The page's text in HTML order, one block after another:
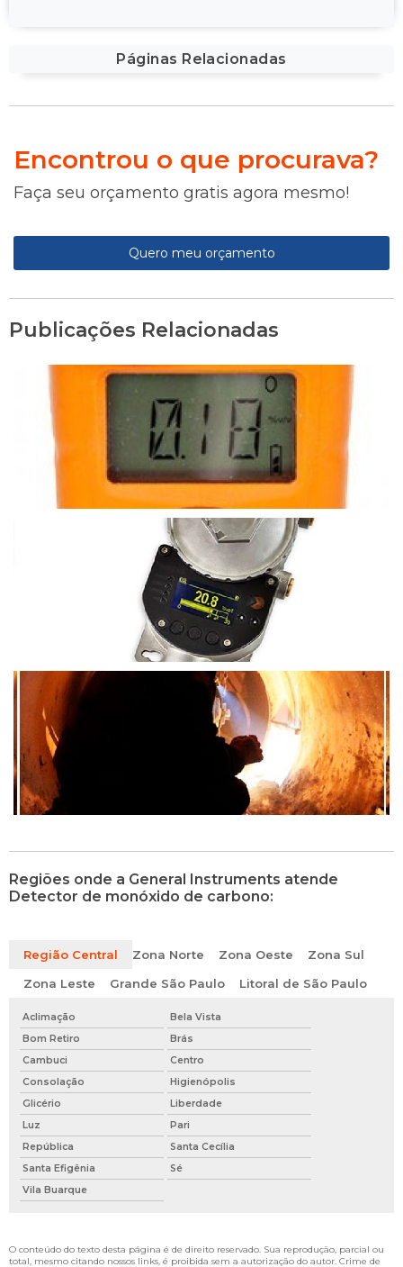
Páginas Relacionadas
Encontrou o que procurava?
Faça seu orçamento gratis agora mesmo!
Quero meu orçamento
Publicações Relacionadas
Regiões onde a General Instruments atende
Detector de monóxido de carbono:
Região Central Zona Norte Zona Oeste
Zona Sul
Zona Leste
Grande São Paulo Litoral de São Paulo
Aclimação
Bela Vista
Bom Retiro
Brás
Cambuci
Centro
Consolação
Higienópolis
Glicério
Liberdade
Luz
Pari
República
Santa Cecília
Santa Efigênia
Sé
Vila Buarque
O conteúdo do texto desta página é de direito reservado. Sua reprodução, parcial ou
total, mesmo citando nossos links, é proibida sem a autorização do autor. Crime de